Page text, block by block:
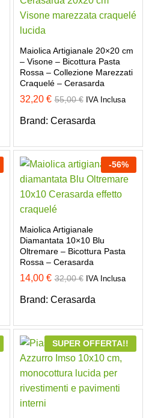
Maiolica Artigianale 20×20 cm
– Visone – Bicottura Pasta
Rossa – Collezione Marezzati
Craquelé – Cerasarda
32,20 € 55,00€ IVA Inclusa
Brand: Cerasarda
-56%
Maiolica Artigianale
Diamantata 10×10 Blu
Oltremare – Bicottura Pasta
Rossa – Cerasarda
14,00 € 32,00€ IVA Inclusa
Brand: Cerasarda
SUPER OFFERTA!!